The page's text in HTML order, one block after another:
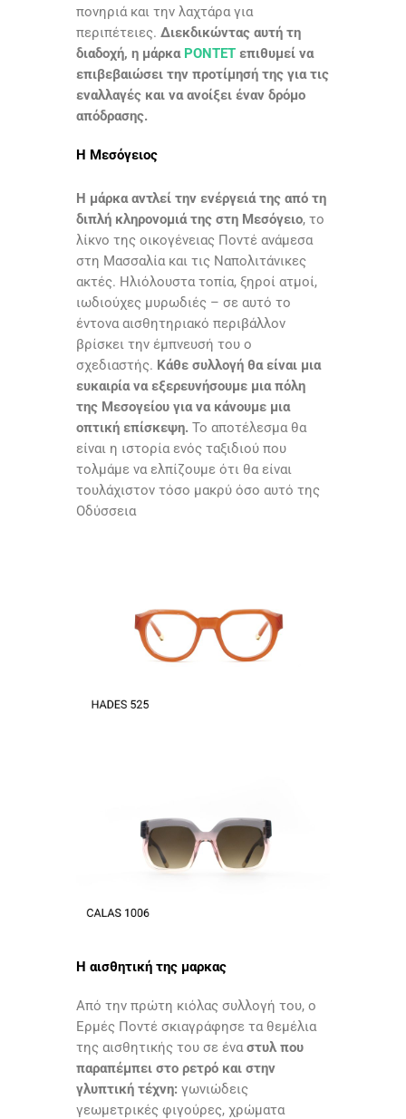
πονηριά και την λαχτάρα για
περιπέτειες. Διεκδικώντας αυτή τη
διαδοχή, η μάρκαPONTET επιθυμεί να
επιβεβαιώσει την προτίμησή της για τις
εναλλαγές και να ανοίξει έναν δρόμο
απόδρασης.
Η Μεσόγειος
Η μάρκα αντλεί την ενέργειά της από τη
διπλή κληρονομιά της στη Μεσόγειο, το
λίκνο της οικογένειας Ποντέ ανάμεσα
στη Μασσαλία και τις Ναπολιτάνικες
ακτές. Ηλιόλουστα τοπία, ξηροί ατμοί,
ιωδιούχες μυρωδιές – σε αυτό το
έντονα αισθητηριακό περιβάλλον
βρίσκει την έμπνευσή του ο
σχεδιαστής. Κάθε συλλογή θα είναι μια
ευκαιρία να εξερευνήσουμε μια πόλη
της Μεσογείου για να κάνουμε μια
οπτική επίσκεψη. Το αποτέλεσμα θα
είναι η ιστορία ενός ταξιδιού που
τολμάμε να ελπίζουμε ότι θα είναι
τουλάχιστον τόσο μακρύ όσο αυτό της
Οδύσσεια
Η αισθητική της μαρκας
Από την πρώτη κιόλας συλλογή του, ο
Ερμές Ποντέ σκιαγράφησε τα θεμέλια
της αισθητικής του σε έναστυλ που
παραπέμπει στο ρετρό και στην
γλυπτική τέχνη: γωνιώδεις
γεωμετρικές φιγούρες, χρώματα